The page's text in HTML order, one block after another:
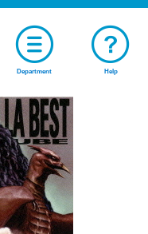
Department Help